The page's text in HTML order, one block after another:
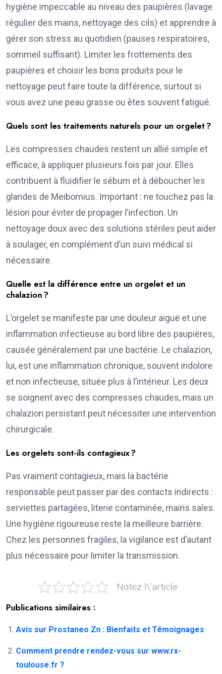
hygiène impeccable au niveau des paupières (lavage
régulier des mains, nettoyage des cils) et apprendre à
gérer son stress au quotidien (pauses respiratoires,
sommeil suffisant). Limiter les frottements des
paupières et choisir les bons produits pour le
nettoyage peut faire toute la différence, surtout si
vous avez une peau grasse ou êtes souvent fatigué.
Quels sont les traitements naturels pour un orgelet ?
Les compresses chaudes restent un allié simple et
efficace, à appliquer plusieurs fois par jour. Elles
contribuent à fluidifier le sébum et à déboucher les
glandes de Meibomius. Important : ne touchez pas la
lésion pour éviter de propager l’infection. Un
nettoyage doux avec des solutions stériles peut aider
à soulager, en complément d’un suivi médical si
nécessaire.
Quelle est la différence entre un orgelet et un
chalazion ?
L’orgelet se manifeste par une douleur aiguë et une
inflammation infectieuse au bord libre des paupières,
causée généralement par une bactérie. Le chalazion,
lui, est une inflammation chronique, souvent indolore
et non infectieuse, située plus à l’intérieur. Les deux
se soignent avec des compresses chaudes, mais un
chalazion persistant peut nécessiter une intervention
chirurgicale.
Les orgelets sont-ils contagieux ?
Pas vraiment contagieux, mais la bactérie
responsable peut passer par des contacts indirects :
serviettes partagées, literie contaminée, mains sales.
Une hygiène rigoureuse reste la meilleure barrière.
Chez les personnes fragiles, la vigilance est d’autant
plus nécessaire pour limiter la transmission.
Notez l\'article
Publications similaires :
Avis sur Prostaneo Zn : Bienfaits et Témoignages
Comment prendre rendez-vous sur www.rx-
toulouse.fr ?